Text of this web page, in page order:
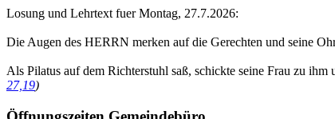
Losung und Lehrtext fuer Montag, 27.7.2026:
Die Augen des HERRN merken auf die Gerechten und seine
Als Pilatus auf dem Richterstuhl saß, schickte seine Frau zu
27,19)